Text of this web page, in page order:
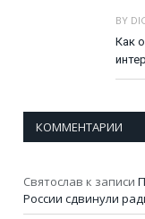
BY
Как
КОММЕНТАРИИ
Святослав к записи
России сдвинули